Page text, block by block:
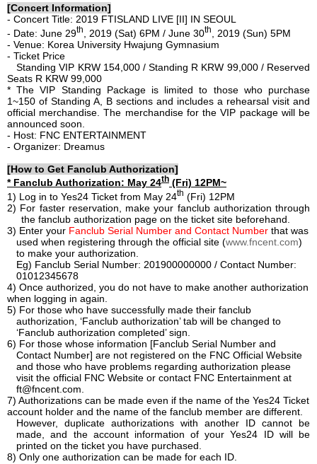
[Concert Information]
- Concert Title: 2019 FTISLAND LIVE [II] IN SEOUL
- Date: June 29th , 2019 (Sat) 6PM / June 30th
, 2019 (Sun) 5PM
- Venue: Korea University Hwajung Gymnasium
- Ticket Price
Standing VIP KRW 154,000 / Standing R KRW 99,000 / Reserved
Seats R KRW 99,000
*The VIP Standing Package is limited to those who purchase
1~150 of Standing A, B sections and includes a rehearsal visit and
official merchandise. The merchandise for the VIP package will be
announced soon.
- Host: FNC ENTERTAINMENT
- Organizer: Dreamus
[How to Get Fanclub Authorization]
* Fanclub Authorization: May 24th (Fri) 12PM~
1) Log in to Yes24 Ticket from May 24th (Fri) 12PM
2) For faster reservation, make your fanclub authorization through
the fanclub authorization page on the ticket site beforehand.
3) Enter your Fanclub Serial Number and Contact Number that was
used when registering through the official site (www.fncent.com)
to make your authorization.
Eg) Fanclub Serial Number: 201900000000 / Contact Number:
01012345678
4) Once authorized, you do not have to make another authorization
when logging in again.
5) For those who have successfully made their fanclub
authorization, ‘Fanclub authorization’ tab will be changed to
‘Fanclub authorization completed’ sign.
6) For those whose information [Fanclub Serial Number and
Contact Number] are not registered on the FNC Official Website
and those who have problems regarding authorization please
visit the official FNC Website or contact FNC Entertainment at
ft@fncent.com
7) Authorizations can be made even if the name of the Yes24 Ticket
account holder and the name of the fanclub member are different.
However, duplicate authorizations with another ID cannot be
made, and the account information of your Yes24 ID will be
printed on the ticket you have purchased.
8) Only one authorization can be made for each ID.